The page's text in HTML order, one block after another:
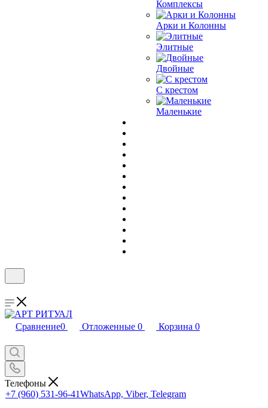
Комплексы
Арки и Колонны
Элитные
Двойные
С крестом
Маленькие
Сравнение0 Отложенные 0 Корзина 0
Телефоны
+7 (960) 531-96-41WhatsApp, Viber, Telegram